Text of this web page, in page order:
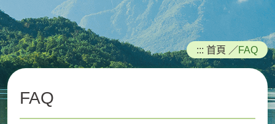
區
塊
::: 首頁 ／FAQ
FAQ